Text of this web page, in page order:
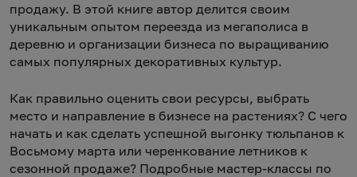
продажу. В этой книге автор делится своим
уникальным опытом переезда из мегаполиса в
деревню и организации бизнеса по выращиванию
самых популярных декоративных культур.
Как правильно оценить свои ресурсы, выбрать
место и направление в бизнесе на растениях? С чего
начать и как сделать успешной выгонку тюльпанов к
Восьмому марта или черенкование летников к
сезонной продаже? Подробные мастер-классы по